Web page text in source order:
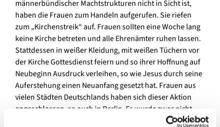
männerbündischer Machtstrukturen nicht in Sicht ist,
haben die Frauen zum Handeln aufgerufen. Sie riefen
zum „Kirchenstreik“ auf. Frauen sollten eine Woche lang
keine Kirche betreten und alle Ehrenämter ruhen lassen.
Stattdessen in weißer Kleidung, mit weißen Tüchern vor
der Kirche Gottesdienst feiern und so ihrer Hoffnung auf
Neubeginn Ausdruck verleihen, so wie Jesus durch seine
Auferstehung einen Neuanfang gesetzt hat. Frauen aus
vielen Städten Deutschlands haben sich dieser Aktion
angeschlossen, so auch in Berlin. Es wurde zwar nicht
gestreikt, aber vor der St. Hedwigs-Kathedrale, der